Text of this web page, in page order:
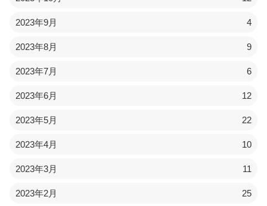
2023年9月 4
2023年8月 9
2023年7月 6
2023年6月 12
2023年5月 22
2023年4月 10
2023年3月 11
2023年2月 25